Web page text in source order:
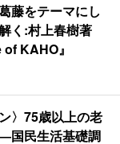
藤をテーマにし
く:村上春樹著
of KAHO』
〉75歳以上の老
国民生活基礎調